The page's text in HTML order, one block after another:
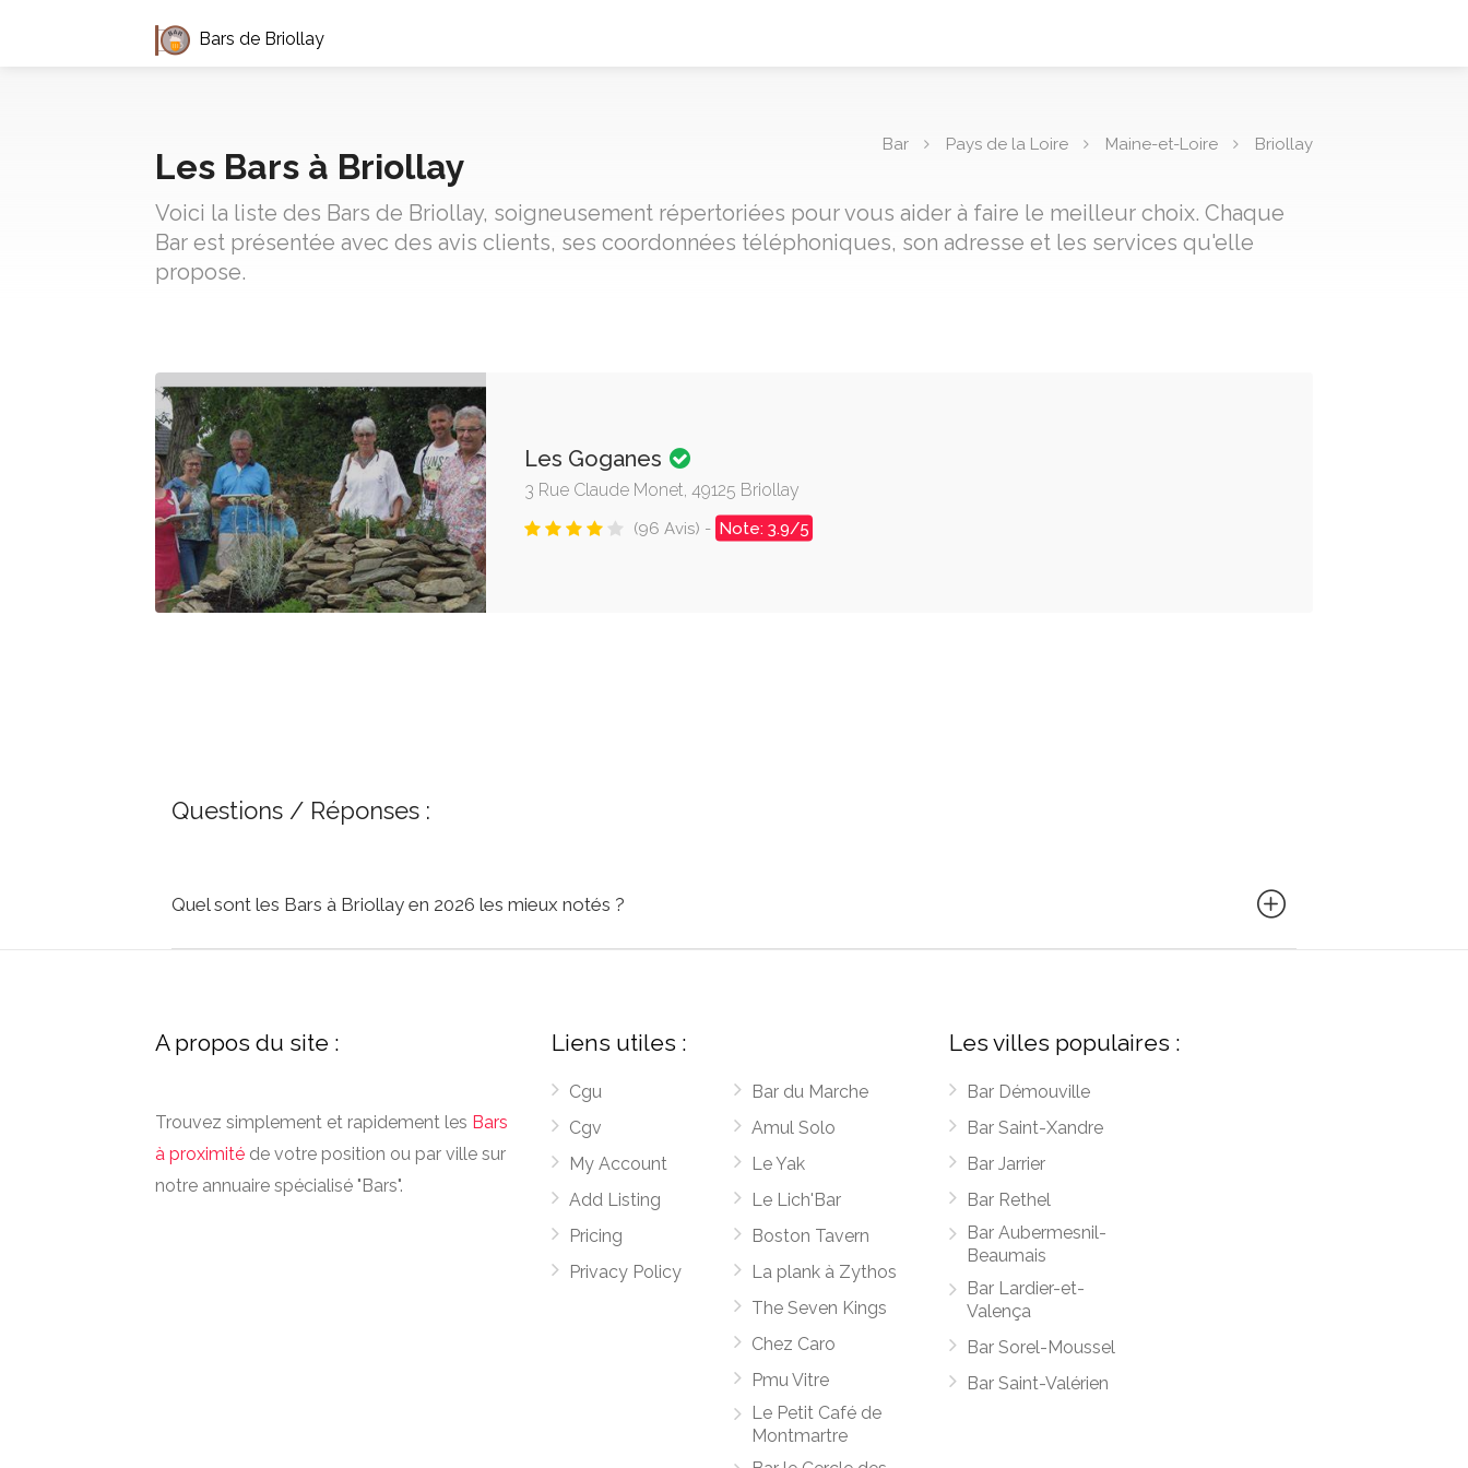
Bars de Briollay
Bar Pays de la Loire Maine-et-Loire Briollay
Les Bars à Briollay
Voici la liste des Bars de Briollay, soigneusement répertoriées pour vous aider à faire le meilleur choix. Chaque
Bar est présentée avec des avis clients, ses coordonnées téléphoniques, son adresse et les services qu'elle
propose.
Les Goganes
3 Rue Claude Monet, 49125 Briollay
(96 Avis) - Note: 3.9/5
Questions / Réponses :
Quel sont les Bars à Briollay en 2026 les mieux notés ?
A propos du site :
Trouvez simplement et rapidement les Bars
à proximité de votre position ou par ville sur
notre annuaire spécialisé "Bars".
Liens utiles :
Cgu
Cgv
My Account
Add Listing
Pricing
Privacy Policy
Bar du Marche
Amul Solo
Le Yak
Le Lich'Bar
Boston Tavern
La plank à Zythos
The Seven Kings
Chez Caro
Pmu Vitre
Le Petit Café de
Montmartre
Les villes populaires :
Bar Démouville
Bar Saint-Xandre
Bar Jarrier
Bar Rethel
Bar Aubermesnil-
Beaumais
Bar Lardier-et-
Valença
Bar Sorel-Moussel
Bar Saint-Valérien